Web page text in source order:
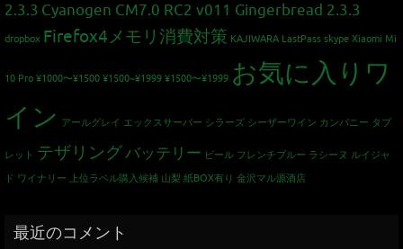
2.3.3 Cyanogen CM7.0 RC2 v011 Gingerbread 2.3.3
dropbox Firefox4メモリ消費対策 KAJIWARA LastPass skype Xiaomi Mi
10 Pro ¥1000〜¥1500 ¥1500~¥1999 ¥1500〜¥1999 お気に入りワ
イン アールグレイ エックスサーバー シラーズ シーザーワイン カンパニー タブ
レット テザリングバッテリー ビール フレンチブルー ラシーヌ ルイジャ
ド ワイナリー 上位ラベル購入候補 山梨 紙BOX有り 金沢マル源酒店
最近のコメント